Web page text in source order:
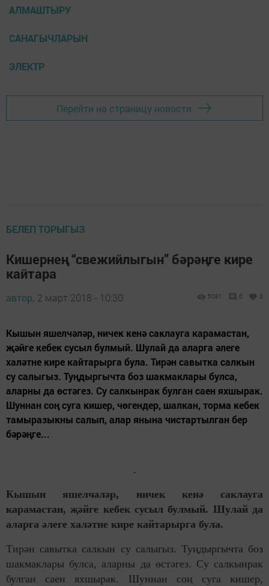
АЛМАШТЫРУ
САНАГЫЧЛАРЫН
ЭЛЕКТР
Перейти на страницу новости
БЕЛЕП ТОРЫГЫЗ
Кишернең “свежийлыгын” бәрәңге кире
кайтара
автор, 2 март 2018 - 10:30 5081 0 0
Кышын яшелчәләр, ничек кенә саклауга карамастан,
җәйге кебек сусыл булмый. Шулай да аларга әлеге
халәтне кире кайтарырга була. Тирән савытка салкын
су салыгыз. Туңдыргычта боз шакмаклары булса,
аларны да өстәгез. Су салкынрак булган саен яхшырак.
Шуннан соң суга кишер, чөгендер, шалкан, торма кебек
тамыразыкны салып, алар янына чистартылган бер
бәрәңге...
Кышын яшелчәләр, ничек кенә саклауга
карамастан, җәйге кебек сусыл булмый. Шулай да
аларга әлеге халәтне кире кайтарырга була.
Тирән савытка салкын су салыгыз. Туңдыргычта боз
шакмаклары булса, аларны да өстәгез. Су салкынрак
булган саен яхшырак. Шуннан соң суга кишер,